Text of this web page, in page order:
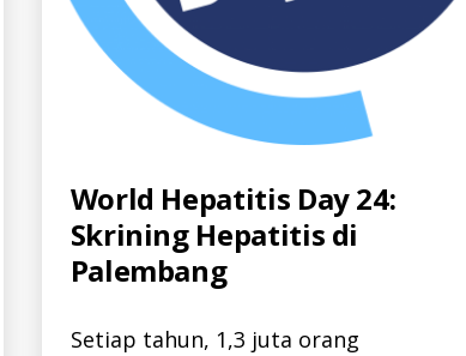
Categories
A
L
L
-
I
D
P
World Hepatitis Day 24:
Skrining Hepatitis di
Palembang
Setiap tahun, 1,3 juta orang